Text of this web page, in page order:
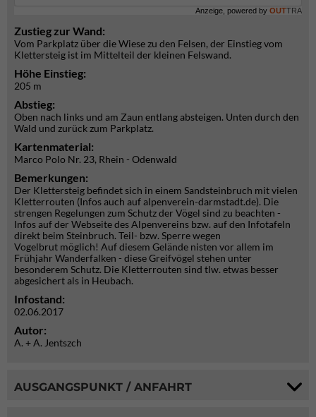
Anzeige, powered by OUTTRA
Zustieg zur Wand:
Vom Parkplatz über die Wiese zu den Felsen, der Einstieg vom
Klettersteig ist im Mittelteil der kleinen Felswand.
Höhe Einstieg:
205 m
Abstieg:
Oben nach links und am Zaun entlang absteigen. Unten durch den
Wald und zurück zum Parkplatz.
Kartenmaterial:
Marco Polo Nr. 23, Rhein - Odenwald
Bemerkungen:
Der Klettersteig befindet sich in einem Sandsteinbruch mit vielen
Kletterrouten (Infos auch auf alpenverein-darmstadt.de). Die
strengen Regelungen zum Schutz der Vögel sind zu beachten -
Infos auf der Webseite des Alpenvereins bzw. auf den Infotafeln
direkt beim Steinbruch. Teil- bzw. Sperre wegen
Vogelbrut möglich! Auf diesem Gelände nisten vor allem im
Frühjahr Wanderfalken - diese Greifvögel stehen unter
besonderem Schutz. Die Kletterrouten sind tlw. etwas besser
abgesichert als in Heubach.
Infostand:
02.06.2017
Autor:
A. + A. Jentszch
AUSGANGSPUNKT / ANFAHRT